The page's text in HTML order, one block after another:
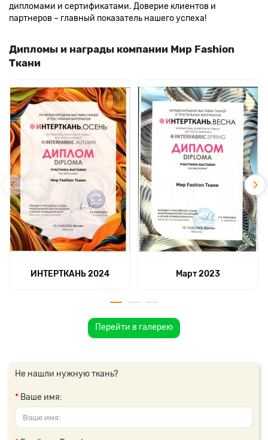
дипломами и сертификатами. Доверие клиентов и
партнеров – главный показатель нашего успеха!
Дипломы и награды компании Мир Fashion
Ткани
ИНТЕРТКАНЬ 2024 Март 2023
Перейти в галерею
Не нашли нужную ткань?
Ваше имя: